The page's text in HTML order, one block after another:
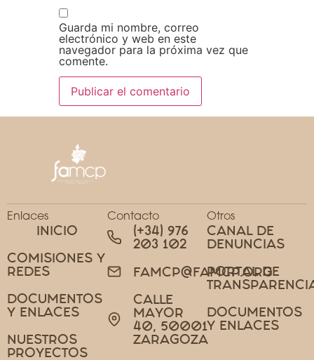
Guarda mi nombre, correo
electrónico y web en este
navegador para la próxima vez que
comente.
Enlaces
INICIO
COMISIONES Y
REDES
DOCUMENTOS
Y ENLACES
NUESTROS
PROYECTOS
Contacto
(+34) 976
203 102
FAMCP@FAMCP.ORG
CALLE
MAYOR
40, 50001
ZARAGOZA
Otros
CANAL DE
DENUNCIAS
PORTAL DE
DOCUMENTOS
Y ENLACES